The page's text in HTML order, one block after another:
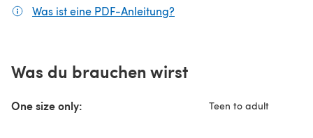
Was ist eine PDF-Anleitung?
Was du brauchen wirst
One size only: Teen to adult